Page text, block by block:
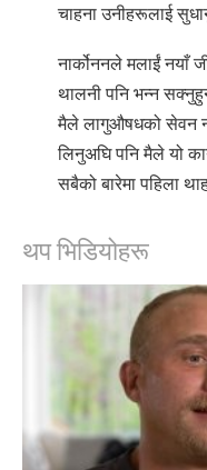
चाहना उनीहरूलाई
नार्कोननले मलाईं नयाँ
थालनी पनि भन्न
मैले लागुऔषधको सेवन
लिनुअघि पनि मैले यो
सबैको बारेमा पहिला
थप भिडियोहरू